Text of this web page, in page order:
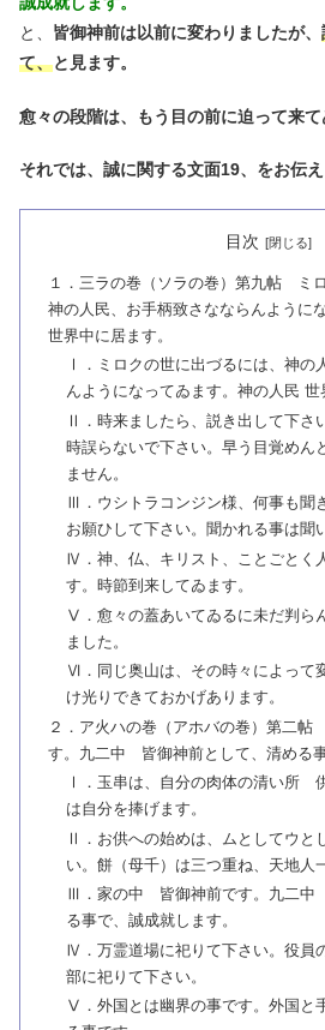
と、 皆御神前は以前に変わりましたが、
て、と見ます。
愈々の段階は、もう目の前に迫って来て
それでは、誠に関する文面19、をお伝え
目次
１．三ラの巻（ソラの巻）第九帖 ミ
神の人民、お手柄致さなならんように
世界中に居ます。
Ⅰ．ミロクの世に出づるには、神の
んようになってゐます。神の人民 世
Ⅱ．時来ましたら、説き出して下さ
時誤らないで下さい。早う目覚めん
ません。
Ⅲ．ウシトラコンジン様、何事も聞
お願ひして下さい。聞かれる事は聞
Ⅳ．神、仏、キリスト、ことごとく
す。時節到来してゐます。
Ⅴ．愈々の蓋あいてゐるに未だ判ら
ました。
Ⅵ．同じ奥山は、その時々によって
け光りできておかげあります。
２．ア火ハの巻（アホバの巻）第二
す。九二中 皆御神前として、清める事
Ⅰ．玉串は、自分の肉体の清い所
は自分を捧げます。
Ⅱ．お供への始めは、ムとしてウと
い。餅（母千）は三つ重ね、天地人
Ⅲ．家の中 皆御神前です。九二中
る事で、誠成就します。
Ⅳ．万霊道場に祀りて下さい。役員
部に祀りて下さい。
Ⅴ．外国とは幽界の事です。外国と